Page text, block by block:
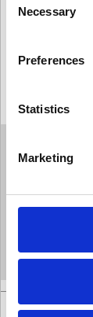
Selection
Necessary
Preferences
Statistics
Marketing
titoli originari.
TUTTE
2019